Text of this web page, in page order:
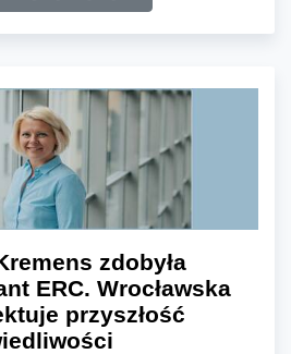
zdobyła
ERC. Wrocławska
przyszłość